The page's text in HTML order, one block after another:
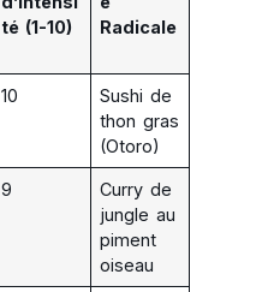
té (1-10)
Radicale
10
Sushi de
thon gras
(Otoro)
9
Curry de
jungle au
piment
oiseau